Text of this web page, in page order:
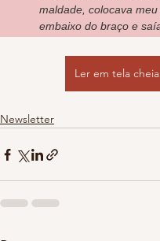
Ler em tela cheia
Newsletter